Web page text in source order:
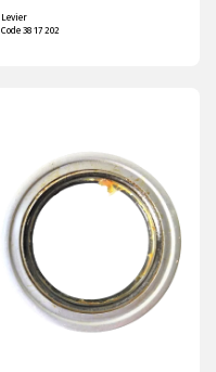
Levier
Code 38 17 202